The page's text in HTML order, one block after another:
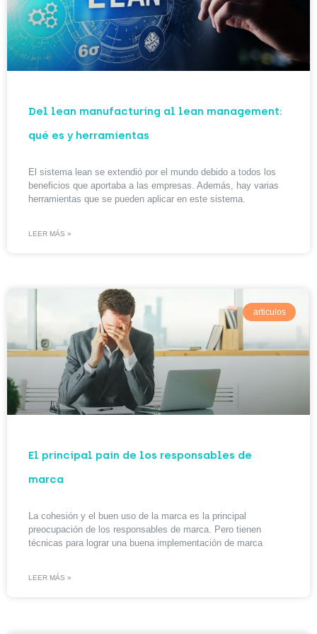
Del lean manufacturing al lean management:
qué es y herramientas
El sistema lean se extendió por el mundo debido a todos los
beneficios que aportaba a las empresas. Además, hay varias
herramientas que se pueden aplicar en este sistema.
LEER MÁS »
articulos
El principal pain de los responsables de
marca
La cohesión y el buen uso de la marca es la principal
preocupación de los responsables de marca. Pero tienen
técnicas para lograr una buena implementación de marca
LEER MÁS »